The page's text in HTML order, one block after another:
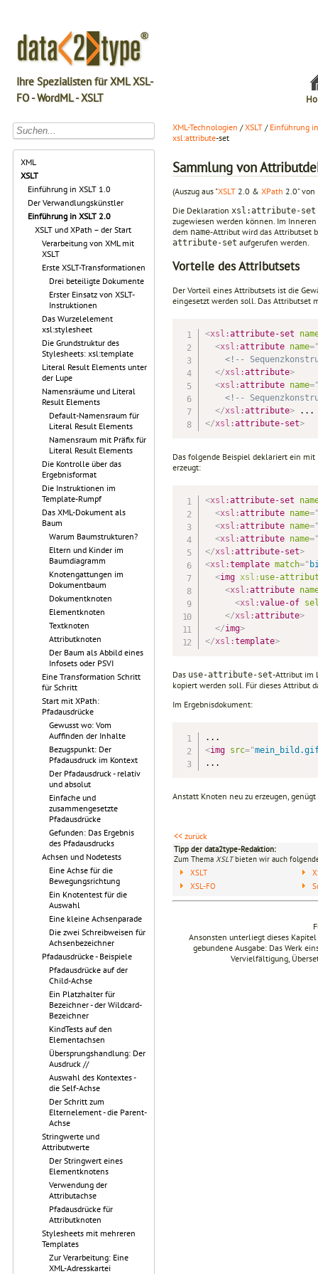
Ihre Spezialisten für XML XSL-
FO - WordML - XSLT
XML
XSLT
Einführung in XSLT 1.0
Der Verwandlungskünstler
Einführung in XSLT 2.0
XSLT und XPath – der Start
Verarbeitung von XML mit
XSLT
Erste XSLT-Transformationen
Drei beteiligte Dokumente
Erster Einsatz von XSLT-
Instruktionen
Das Wurzelelement
xsl:stylesheet
Die Grundstruktur des
Stylesheets: xsl:template
Literal Result Elements unter
der Lupe
Namensräume und Literal
Result Elements
Default-Namensraum für
Literal Result Elements
Namensraum mit Präfix für
Literal Result Elements
Die Kontrolle über das
Ergebnisformat
Die Instruktionen im
Template-Rumpf
Das XML-Dokument als
Baum
Warum Baumstrukturen?
Eltern und Kinder im
Baumdiagramm
Knotengattungen im
Dokumentbaum
Dokumentknoten
Elementknoten
Textknoten
Attributknoten
Der Baum als Abbild eines
Infosets oder PSVI
Eine Transformation Schritt
für Schritt
Start mit XPath:
Pfadausdrücke
Gewusst wo: Vom
Auffinden der Inhalte
Bezugspunkt: Der
Pfadausdruck im Kontext
Der Pfadausdruck - relativ
und absolut
Einfache und
zusammengesetzte
Pfadausdrücke
Gefunden: Das Ergebnis
des Pfadausdrucks
Achsen und Nodetests
Eine Achse für die
Bewegungsrichtung
Ein Knotentest für die
Auswahl
Eine kleine Achsenparade
Die zwei Schreibweisen für
Achsenbezeichner
Pfadausdrücke - Beispiele
Pfadausdrücke auf der
Child-Achse
Ein Platzhalter für
Bezeichner - der Wildcard-
Bezeichner
KindTests auf den
Elementachsen
Übersprungshandlung: Der
Ausdruck //
Auswahl des Kontextes -
die Self-Achse
Der Schritt zum
Elternelement - die Parent-
Achse
Stringwerte und
Attributwerte
Der Stringwert eines
Elementknotens
Verwendung der
Attributachse
Pfadausdrücke für
Attributknoten
Stylesheets mit mehreren
Templates
Zur Verarbeitung: Eine
XML-Adresskartei
XML-Technologien /XSLT / Einführung
xsl:attribute-set
Sammlung von
(Auszug aus "XSLT 2.0 & XPath 2.0" von
Die Deklaration xsl:attribute-set
zugewiesen werden können. Im
dem name-Attribut wird das Attributset
attribute-set aufgerufen werden.
Vorteile des Attributsets
Der Vorteil eines Attributsets ist die
einge­setzt werden soll. Das Attributset
<xsl:attribute-set
<xsl:attribute name=
<!--
</xsl:attribute>
<xsl:attribute name=
<!--
</xsl:attribute>
</xsl:attribute-set>
Das folgende Beispiel deklariert ein mit
erzeugt:
<xsl:attribute-set
<xsl:attribute name=
<xsl:attribute name=
<xsl:attribute name=
</xsl:attribute-set>
<xsl:template match="
<img xsl: use-
<xsl:attribute
<xsl:value-of
</xsl:attribute>
</img>
</xsl:template>
Das use-attribute-set-Attribut im
kopiert werden soll. Für dieses Attribut
Im Ergebnisdokument:
<img src="
Anstatt Knoten neu zu erzeugen,
<< zurück
Tipp der data2type-Redaktion:
Zum Thema XSLTbieten wir auch
XSLT
XSL-FO
Ansonsten unterliegt dieses
gebundene Ausgabe: Das Werk
Vervielfältigung,